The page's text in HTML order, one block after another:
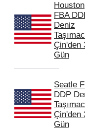
Houston
FBA
Deniz
Çin'den
Gün
Seatle
DDP
Çin'den
Gün